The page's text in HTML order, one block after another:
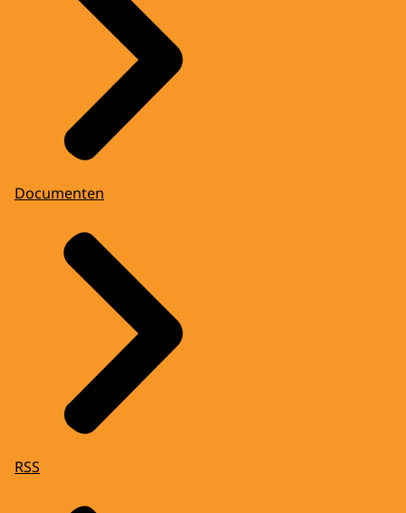
Documenten
RSS